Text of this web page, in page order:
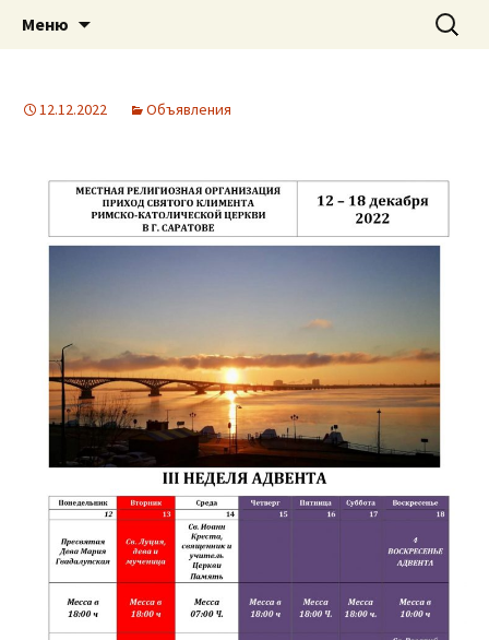
Римско-католическая
церковь в Саратове
Приход святого Климента
Меню Найти:
12.12.2022 Объявления